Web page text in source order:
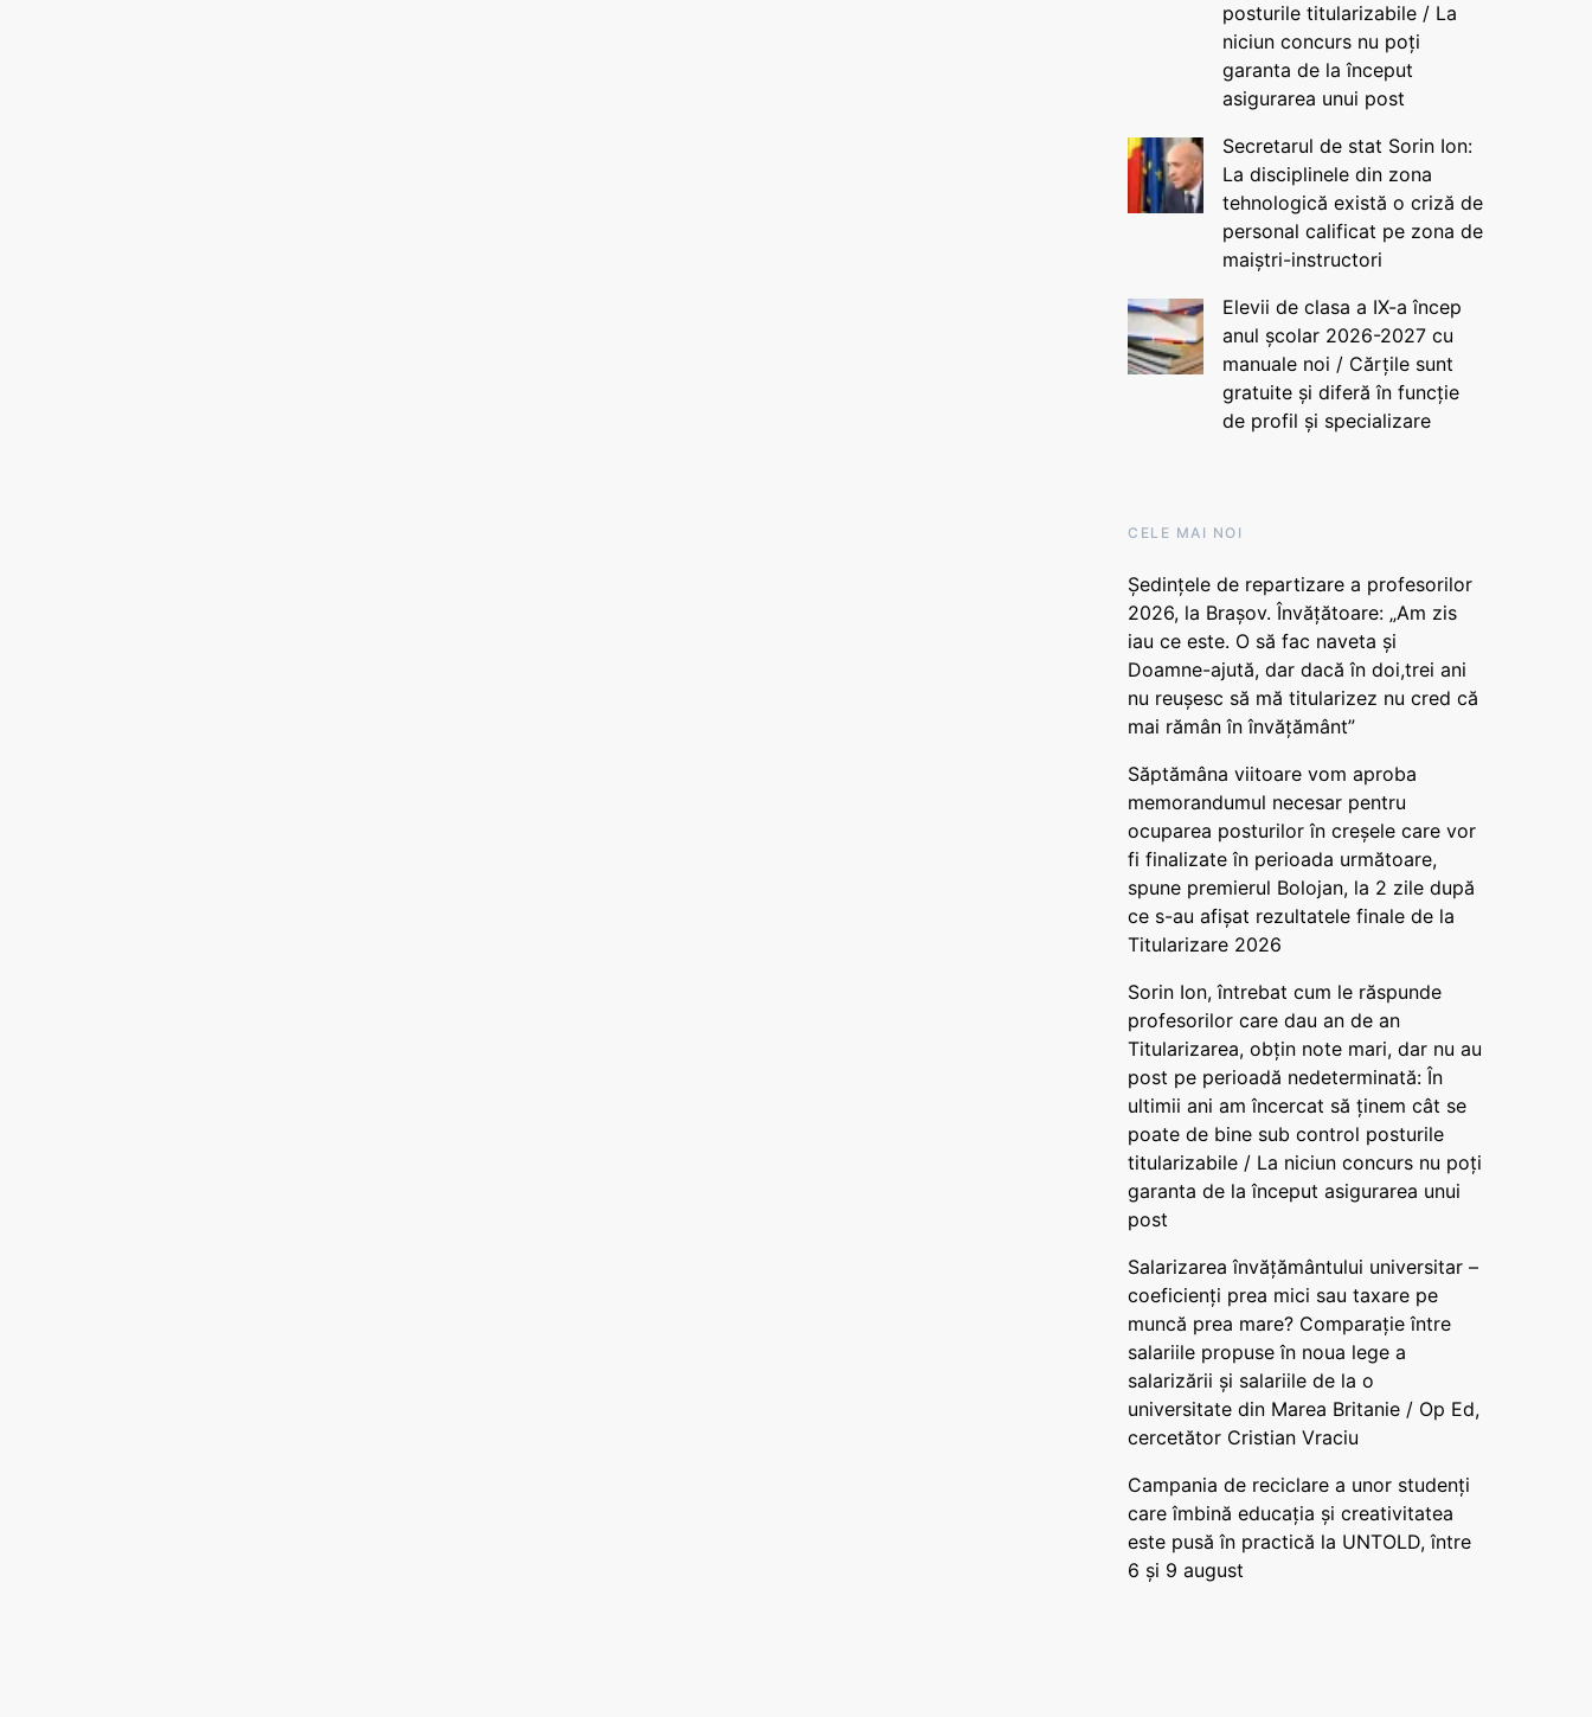
posturile titularizabile / La
niciun concurs nu poți
garanta de la început
asigurarea unui post
Secretarul de stat Sorin Ion:
La disciplinele din zona
tehnologică există o criză de
personal calificat pe zona de
maiștri-instructori
Elevii de clasa a IX-a încep
anul școlar 2026-2027 cu
manuale noi / Cărțile sunt
gratuite și diferă în funcție
de profil și specializare
CELE MAI NOI
Ședințele de repartizare a profesorilor
2026, la Brașov. Învățătoare: „Am zis
iau ce este. O să fac naveta și
Doamne-ajută, dar dacă în doi,trei ani
nu reușesc să mă titularizez nu cred că
mai rămân în învățământ”
Săptămâna viitoare vom aproba
memorandumul necesar pentru
ocuparea posturilor în creșele care vor
fi finalizate în perioada următoare,
spune premierul Bolojan, la 2 zile după
ce s-au afișat rezultatele finale de la
Titularizare 2026
Sorin Ion, întrebat cum le răspunde
profesorilor care dau an de an
Titularizarea, obțin note mari, dar nu au
post pe perioadă nedeterminată: În
ultimii ani am încercat să ținem cât se
poate de bine sub control posturile
titularizabile / La niciun concurs nu poți
garanta de la început asigurarea unui
post
Salarizarea învățământului universitar –
coeficienți prea mici sau taxare pe
muncă prea mare? Comparație între
salariile propuse în noua lege a
salarizării și salariile de la o
universitate din Marea Britanie / Op Ed,
cercetător Cristian Vraciu
Campania de reciclare a unor studenți
care îmbină educația și creativitatea
este pusă în practică la UNTOLD, între
6 și 9 august